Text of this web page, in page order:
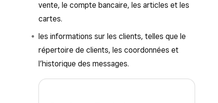
vente, le compte bancaire, les articles et les
cartes.
les informations sur les clients, telles que le
répertoire de clients, les coordonnées et
l’historique des messages.